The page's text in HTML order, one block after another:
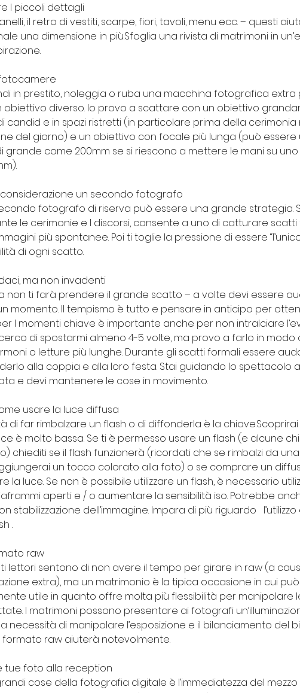
I piccoli dettagli
il retro di vestiti, scarpe, fiori, tavoli, menu ecc. – questi
una dimensione in più.Sfoglia una rivista di matrimoni in
in prestito, noleggia o ruba una macchina fotografica extra
obiettivo diverso. Io provo a scattare con un obiettivo
candid e in spazi ristretti (in particolare prima della cerimonia
del giorno) e un obiettivo con focale più lunga (può essere
grande come 200mm se si riescono a mettere le mani su uno
un secondo fotografo
fotografo di riserva può essere una grande strategia.
le cerimonie e I discorsi, consente a uno di catturare scatti
più spontanee. Poi ti toglie la pressione di essere
di ogni scatto.
ma non invadenti
non ti farà prendere il grande scatto – a volte devi essere
momento. Il tempismo è tutto e pensare in anticipo per
I momenti chiave è importante anche per non intralciare
di spostarmi almeno 4-5 volte, ma provo a farlo in
o letture più lunghe. Durante gli scatti formali essere
alla coppia e alla loro festa. Stai guidando lo spettacolo
e devi mantenere le cose in movimento.
usare la luce diffusa
di far rimbalzare un flash o di diffonderla è la
è molto bassa. Se ti è permesso usare un flash (e alcune
chiediti se il flash funzionerà (ricordati che se rimbalzi da
un tocco colorato alla foto) o se comprare un
la luce. Se non è possibile utilizzare un flash, è necessario
aperti e / o aumentare la sensibilità iso. Potrebbe
stabilizzazione dell’immagine. Impara di più riguardo
.
raw
lettori sentono di non avere il tempo per girare in raw (a
extra), ma un matrimonio è la tipica occasione in cui
utile in quanto offre molta più flessibilità per
I matrimoni possono presentare ai fotografi
necessità di manipolare l’esposizione e il bilanciamento del
formato raw aiuterà notevolmente.
tue foto alla reception
cose della fotografia digitale è l’immediatezza del